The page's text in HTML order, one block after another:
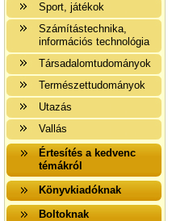
Sport, játékok
Számítástechnika,
információs technológia
Társadalomtudományok
Természettudományok
Utazás
Vallás
Értesítés a kedvenc
témákról
Könyvkiadóknak
Boltoknak